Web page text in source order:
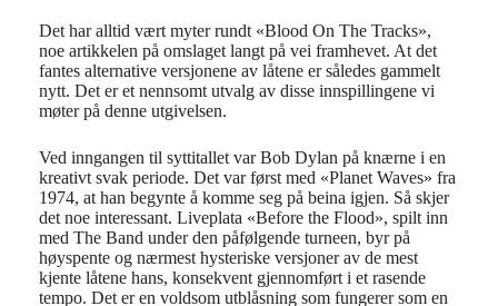
Det har alltid vært myter rundt «Blood On The Tracks»,
noe artikkelen på omslaget langt på vei framhevet. At det
fantes alternative versjonene av låtene er således gammelt
nytt. Det er et nennsomt utvalg av disse innspillingene vi
møter på denne utgivelsen.
Ved inngangen til syttitallet var Bob Dylan på knærne i en
kreativt svak periode. Det var først med «Planet Waves» fra
1974, at han begynte å komme seg på beina igjen. Så skjer
det noe interessant. Liveplata «Before the Flood», spilt inn
med The Band under den påfølgende turneen, byr på
høyspente og nærmest hysteriske versjoner av de mest
kjente låtene hans, konsekvent gjennomført i et rasende
tempo. Det er en voldsom utblåsning som fungerer som en